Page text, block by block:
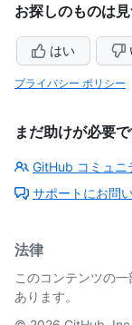
お探しのものは
はい
プライバシー ポリシー
まだ助けが必要
GitHub コミュニ
サポートにお問
法律
このコンテンツの
あります。